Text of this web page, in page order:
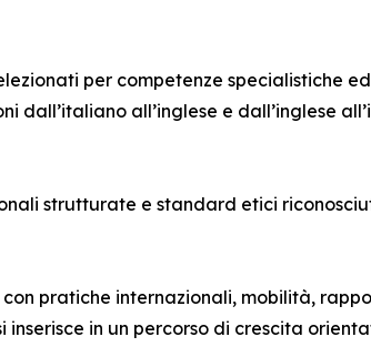
per competenze specialistiche
all’inglese e dall’inglese
strutturate e standard etici
pratiche internazionali, mobilità,
in un percorso di crescita